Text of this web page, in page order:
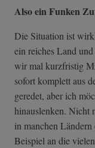
Also ein Funken
Die Situation ist
ein reiches Land
wir mal kurzfristig
sofort komplett aus
geredet, aber ich
hinauslenken. Nicht
in manchen
Beispiel an die